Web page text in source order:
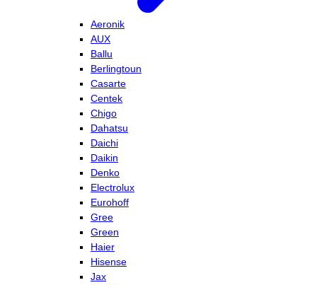
Aeronik
AUX
Ballu
Berlingtoun
Casarte
Centek
Chigo
Dahatsu
Daichi
Daikin
Denko
Electrolux
Eurohoff
Gree
Green
Haier
Hisense
Jax